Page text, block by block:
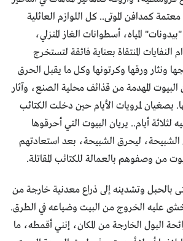
كمدافن الموتى.. كل اللوازم العائلية
المياه، أسطوانات الغاز المنزلي،
النفايات المنتقاة بعناية فائقة لتستخرج
ونثار ورقها وكرتونها وكل ما يقبل الحرق
البيوت المهدمة من قذائف محلية الصنع، وآثار
يصغيان لمرويات الأيام حين دخلت الكتائب
لثلاثة أيام.. يريان البيوت التي أحرقوها
الشبيحة، ليحرق الشبيحة، بعد استعادتهم
من وصفوهم بالعمالة للكتائب المقاتلة.
بالحبل وتشدينه إلى ذراع معدنية خارجة من
عليه الخروج من البيت وضياعه في الطرق.
البول الخارجة من المكان، إنني أقمطه، ما